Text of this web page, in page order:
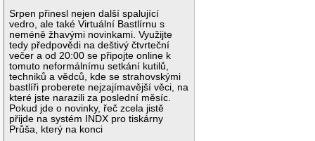
Srpen přinesl nejen další spalující
vedro, ale také Virtuální Bastlírnu s
neméně žhavými novinkami. Využijte
tedy předpovědi na deštivý čtvrteční
večer a od 20:00 se připojte online k
tomuto neformálnímu setkání kutilů,
techniků a vědců, kde se strahovskými
bastlíři proberete nejzajímavější věci, na
které jste narazili za poslední měsíc.
Pokud jde o novinky, řeč zcela jistě
přijde na systém INDX pro tiskárny
Průša, který na konci